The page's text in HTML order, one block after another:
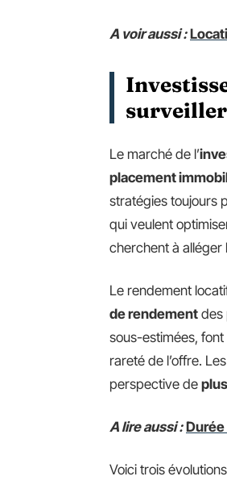
A voir aussi :
Le marché de l’
placement
stratégies toujours
qui veulent
cherchent à alléger
Le rendement
de rendement des
sous-estimées,
rareté de l’offre.
perspective de
A lire aussi : Durée
Voici trois